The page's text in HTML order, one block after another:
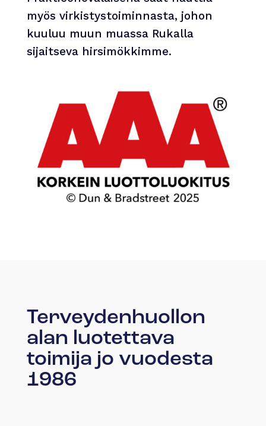
myös virkistystoiminnasta, johon
kuuluu muun muassa Rukalla
sijaitseva hirsimökkimme.
Terveydenhuollon
alan luotettava
toimija jo vuodesta
1986